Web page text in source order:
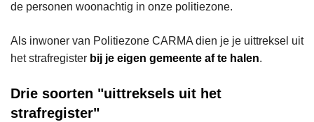
de personen woonachtig in onze politiezone.
Als inwoner van Politiezone CARMA dien je je uittreksel uit
het strafregister bij je eigen gemeente af te halen.
Drie soorten "uittreksels uit het
strafregister"